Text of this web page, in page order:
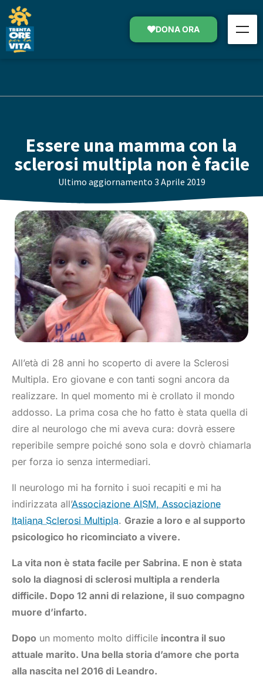
DONA ORA
Essere una mamma con la
sclerosi multipla non è facile
Ultimo aggiornamento 3 Aprile 2019
All’età di 28 anni ho scoperto di avere la Sclerosi
Multipla. Ero giovane e con tanti sogni ancora da
realizzare. In quel momento mi è crollato il mondo
addosso. La prima cosa che ho fatto è stata quella di
dire al neurologo che mi aveva cura: dovrà essere
reperibile sempre poiché sono sola e dovrò chiamarla
per forza io senza intermediari.
Il neurologo mi ha fornito i suoi recapiti e mi ha
indirizzata all’Associazione AISM, Associazione
Italiana Sclerosi Multipla. Grazie a loro e al supporto
psicologico ho ricominciato a vivere.
La vita non è stata facile per Sabrina. E non è stata
solo la diagnosi di sclerosi multipla a renderla
difficile. Dopo 12 anni di relazione, il suo compagno
muore d’infarto.
Dopo un momento molto difficile incontra il suo
attuale marito. Una bella storia d’amore che porta
alla nascita nel 2016 di Leandro.